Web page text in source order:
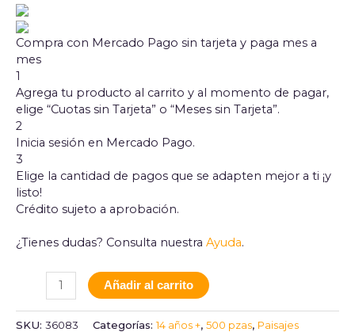
Compra con Mercado Pago sin tarjeta y paga mes a
mes
1
Agrega tu producto al carrito y al momento de pagar,
elige “Cuotas sin Tarjeta” o “Meses sin Tarjeta”.
2
Inicia sesión en Mercado Pago.
3
Elige la cantidad de pagos que se adapten mejor a ti ¡y
listo!
Crédito sujeto a aprobación.
¿Tienes dudas? Consulta nuestra Ayuda.
Añadir al carrito
SKU: 36083 Categorías:14 años +, 500 pzas, Paisajes